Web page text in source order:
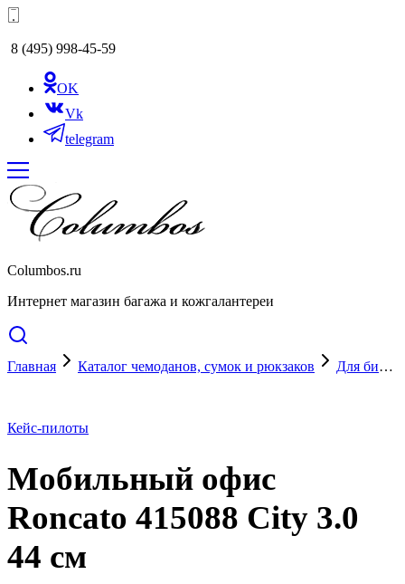
8 (495) 998-45-59
OK
Vk
telegram
Columbos.ru
Интернет магазин багажа и кожгалантереи
Главная Каталог чемоданов, сумок и рюкзаков Для бизнеса
Кейс-пилоты
Мобильный офис
Roncato 415088 City 3.0
44 см